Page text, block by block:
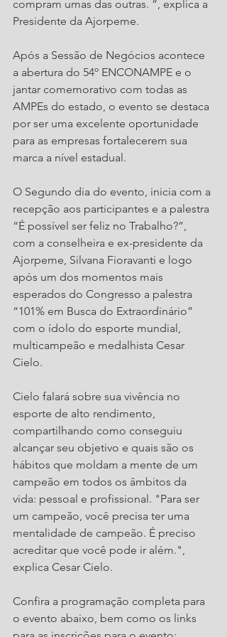
compram umas das outras. ”, explica a
Presidente da Ajorpeme.
Após a Sessão de Negócios acontece
a abertura do 54º ENCONAMPE e o
jantar comemorativo com todas as
AMPEs do estado, o evento se destaca
por ser uma excelente oportunidade
para as empresas fortalecerem sua
marca a nível estadual.
O Segundo dia do evento, inicia com a
recepção aos participantes e a palestra
“É possível ser feliz no Trabalho?”,
com a conselheira e ex-presidente da
Ajorpeme, Silvana Fioravanti e logo
após um dos momentos mais
esperados do Congresso a palestra
“101% em Busca do Extraordinário”
com o ídolo do esporte mundial,
multicampeão e medalhista Cesar
Cielo.
Cielo falará sobre sua vivência no
esporte de alto rendimento,
compartilhando como conseguiu
alcançar seu objetivo e quais são os
hábitos que moldam a mente de um
campeão em todos os âmbitos da
vida: pessoal e profissional. "Para ser
um campeão, você precisa ter uma
mentalidade de campeão. É preciso
acreditar que você pode ir além.",
explica Cesar Cielo.
Confira a programação completa para
o evento abaixo, bem como os links